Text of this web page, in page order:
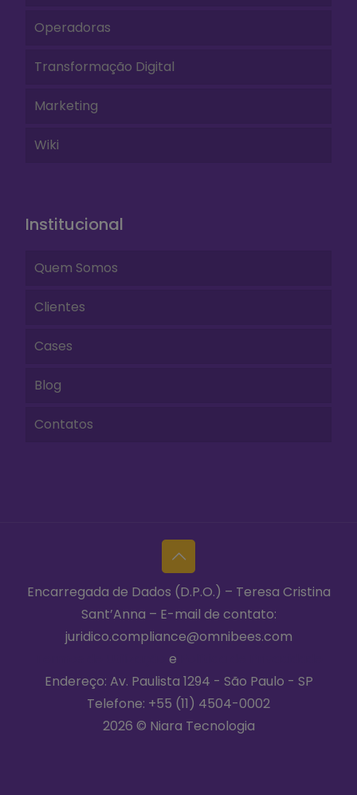
Operadoras
Transformação Digital
Marketing
Wiki
Institucional
Quem Somos
Clientes
Cases
Blog
Contatos
Encarregada de Dados (D.P.O.) – Teresa Cristina
Sant’Anna – E-mail de contato:
juridico.compliance@omnibees.com
e
Endereço: Av. Paulista 1294 - São Paulo - SP
Telefone: +55 (11) 4504-0002
2026 © Niara Tecnologia